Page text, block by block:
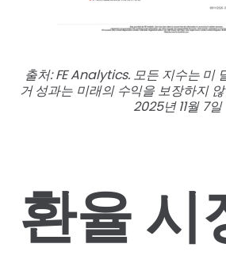
출처: FE Analytics. 모든 지수는 미
거 성과는 미래의 수익을 보장하지
2025년 11월 7일
환율 시